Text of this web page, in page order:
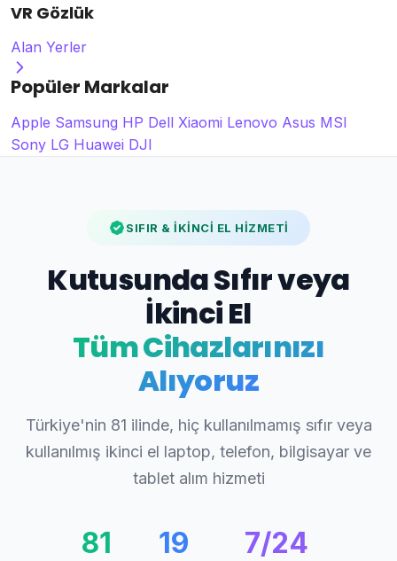
VR Gözlük
Alan Yerler
Popüler Markalar
Apple Samsung HP Dell Xiaomi Lenovo Asus MSI
Sony LG Huawei DJI
SIFIR & İKİNCİ EL HİZMETİ
Kutusunda Sıfır veya
İkinci El
Tüm Cihazlarınızı
Alıyoruz
Türkiye'nin 81 ilinde, hiç kullanılmamış sıfır veya
kullanılmış ikinci el laptop, telefon, bilgisayar ve
tablet alım hizmeti
81 19 7/24